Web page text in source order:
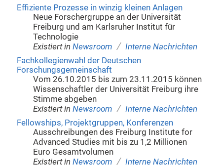
Effiziente Prozesse in winzig kleinen Anlagen
Neue Forschergruppe an der Universität
Freiburg und am Karlsruher Institut für
Technologie
Existiert in Newsroom / Interne Nachrichten
Fachkollegienwahl der Deutschen
Forschungsgemeinschaft
Vom 26.10.2015 bis zum 23.11.2015 können
Wissenschaftler der Universität Freiburg ihre
Stimme abgeben
Existiert in Newsroom / Interne Nachrichten
Fellowships, Projektgruppen, Konferenzen
Ausschreibungen des Freiburg Institute for
Advanced Studies mit bis zu 1,2 Millionen
Euro Gesamtvolumen
Existiert in Newsroom / Interne Nachrichten